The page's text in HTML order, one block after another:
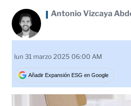
Antonio Vizcaya
lun 31 marzo 2025 06:00 AM
Añadir Expansión ESG en Google